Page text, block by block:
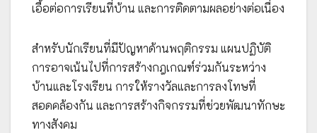
เอื้อต่อการเรียนที่บ้าน และการติดตามผลอย่างต่อเนื่อง
สำหรับนักเรียนที่มีปัญหาด้านพฤติกรรม แผนปฏิบัติ
การอาจเน้นไปที่การสร้างกฎเกณฑ์ร่วมกันระหว่าง
บ้านและโรงเรียน การให้รางวัลและการลงโทษที่
สอดคล้องกัน และการสร้างกิจกรรมที่ช่วยพัฒนาทักษะ
ทางสังคม